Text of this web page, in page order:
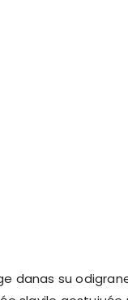
danas su